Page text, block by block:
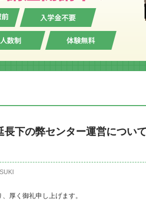
長下の弊センター運営につい
厚く御礼申し上げます。